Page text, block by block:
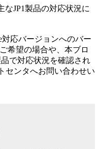
JP1製品の対応状況に
対応バージョンへのバー
希望の場合や、本ブロ
で対応状況を確認され
センタへお問い合わせい